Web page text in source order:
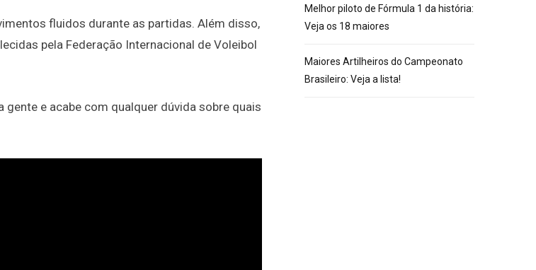
fluidos durante as partidas. Além disso,
pela Federação Internacional de Voleibol
gente e acabe com qualquer dúvida sobre quais
Melhor piloto de Fórmula 1 da história:
Veja os 18 maiores
Maiores Artilheiros do Campeonato
Brasileiro: Veja a lista!